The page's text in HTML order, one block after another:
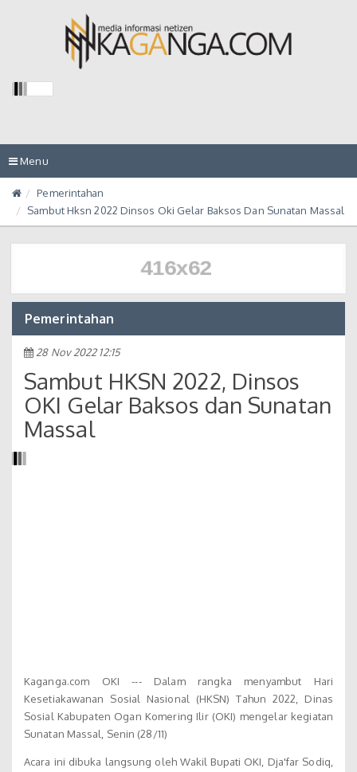
Toggle
navigation
Menu
Pemerintahan
Sambut Hksn 2022 Dinsos Oki Gelar Baksos Dan Sunatan Massal
Pemerintahan
28 Nov 2022 12:15
Sambut HKSN 2022, Dinsos
OKI Gelar Baksos dan Sunatan
Massal
Kaganga.com OKI --- Dalam rangka menyambut Hari
Kesetiakawanan Sosial Nasional (HKSN) Tahun 2022, Dinas
Sosial Kabupaten Ogan Komering Ilir (OKI) mengelar kegiatan
Sunatan Massal, Senin (28/11)
Acara ini dibuka langsung oleh Wakil Bupati OKI, Dja'far Sodiq,